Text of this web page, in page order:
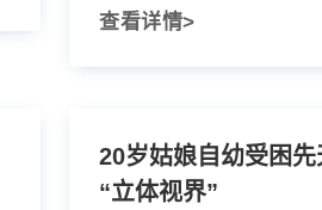
查看详情>
20岁姑娘自幼受困
“立体视界”